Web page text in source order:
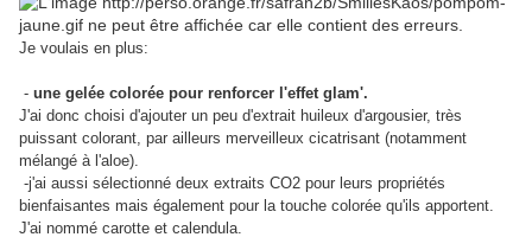
Je voulais en plus:
- une gelée colorée pour renforcer l'effet glam'.
J'ai donc choisi d'ajouter un peu d'extrait huileux d'argousier, très
puissant colorant, par ailleurs merveilleux cicatrisant (notamment
mélangé à l'aloe).
-j'ai aussi sélectionné deux extraits CO2 pour leurs propriétés
bienfaisantes mais également pour la touche colorée qu'ils apportent.
J'ai nommé carotte et calendula.